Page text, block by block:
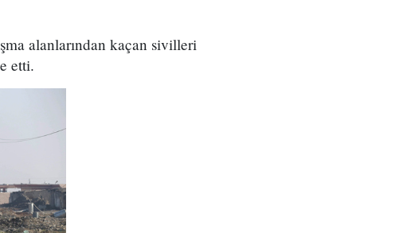
alanlarından kaçan sivilleri
etti.